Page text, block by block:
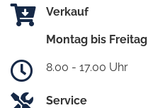
Verkauf
Montag bis Freitag
8.00 - 17.00 Uhr
Service